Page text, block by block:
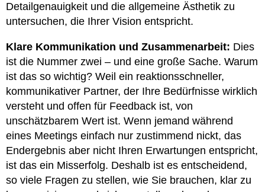
Detailgenauigkeit und die allgemeine Ästhetik zu
untersuchen, die Ihrer Vision entspricht.
Klare Kommunikation und Zusammenarbeit: Dies
ist die Nummer zwei – und eine große Sache. Warum
ist das so wichtig? Weil ein reaktionsschneller,
kommunikativer Partner, der Ihre Bedürfnisse wirklich
versteht und offen für Feedback ist, von
unschätzbarem Wert ist. Wenn jemand während
eines Meetings einfach nur zustimmend nickt, das
Endergebnis aber nicht Ihren Erwartungen entspricht,
ist das ein Misserfolg. Deshalb ist es entscheidend,
so viele Fragen zu stellen, wie Sie brauchen, klar zu